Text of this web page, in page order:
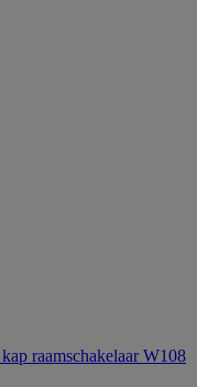
raamschakelaar W108